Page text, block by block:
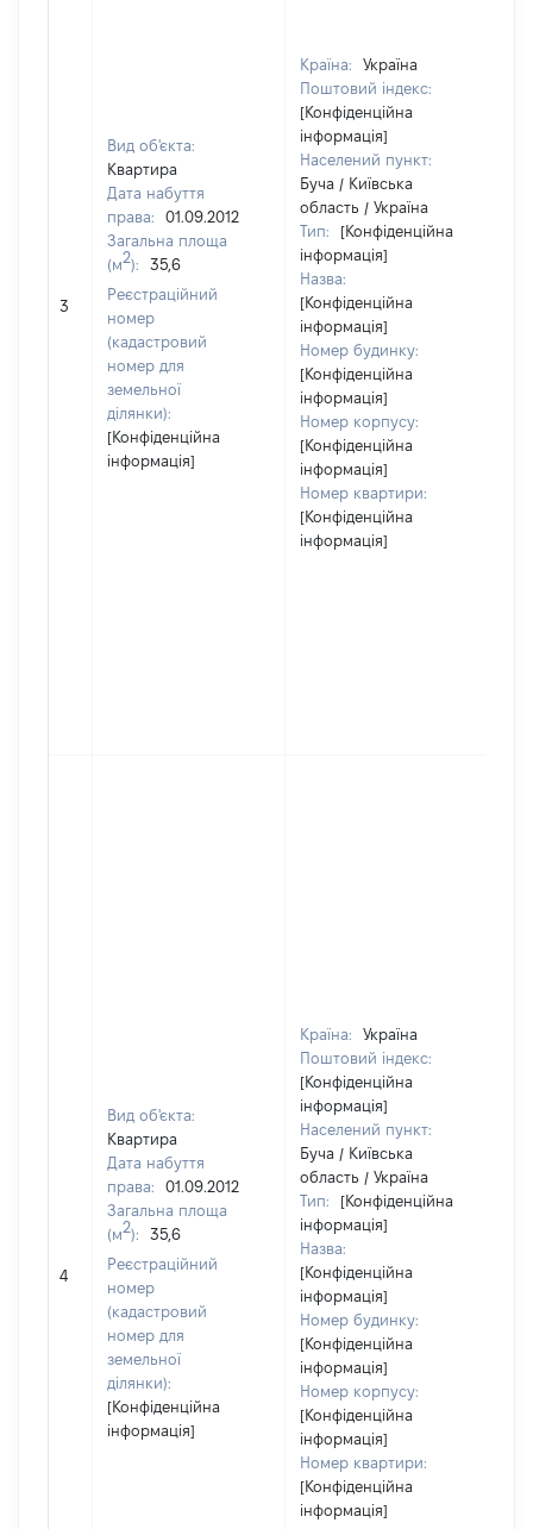
3
Вид об'єкта:
Квартира
Дата набуття
права:
01.09.2012
Загальна площа
(м2):
35,6
Реєстраційний
номер
(кадастровий
номер для
земельної
ділянки):
[Конфіденційна
інформація]
Країна:
Україна
Поштовий індекс:
[Конфіденційна
інформація]
Населений пункт:
Буча / Київська
область / Україна
Тип:
[Конфіденційна
інформація]
Назва:
[Конфіденційна
інформація]
Номер будинку:
[Конфіденційна
інформація]
Номер корпусу:
[Конфіденційна
інформація]
Номер квартири:
[Конфіденційна
інформація]
4
Вид об'єкта:
Квартира
Дата набуття
права:
01.09.2012
Загальна площа
(м2):
35,6
Реєстраційний
номер
(кадастровий
номер для
земельної
ділянки):
[Конфіденційна
інформація]
Країна:
Україна
Поштовий індекс:
[Конфіденційна
інформація]
Населений пункт:
Буча / Київська
область / Україна
Тип:
[Конфіденційна
інформація]
Назва:
[Конфіденційна
інформація]
Номер будинку:
[Конфіденційна
інформація]
Номер корпусу:
[Конфіденційна
інформація]
Номер квартири:
[Конфіденційна
інформація]